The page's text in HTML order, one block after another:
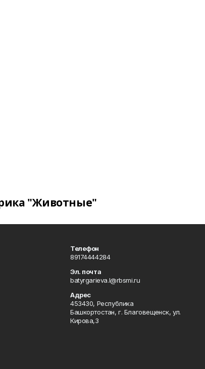
"Животные"
Телефон
89174444284
Эл. почта
batyrgarieva.l@rbsmi.ru
Адрес
453430, Республика
Башкортостан, г. Благовещенск, ул.
Кирова,3